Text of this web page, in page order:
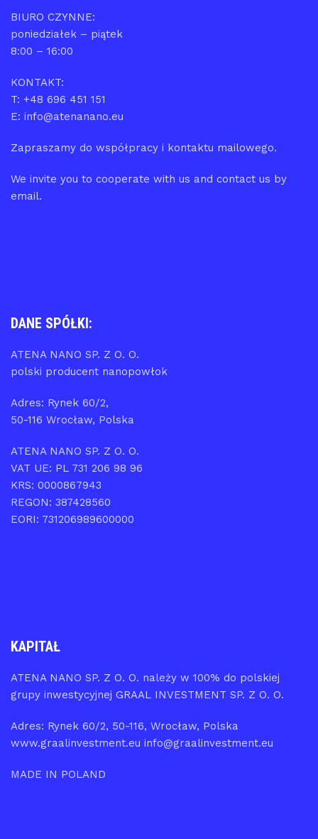
BIURO CZYNNE:
poniedziałek – piątek
8:00 – 16:00
KONTAKT:
T: +48 696 451 151
E: info@atenanano.eu
Zapraszamy do współpracy i kontaktu mailowego.
We invite you to cooperate with us and contact us by
email.
DANE SPÓŁKI:
ATENA NANO SP. Z O. O.
polski producent nanopowłok
Adres: Rynek 60/2,
50-116 Wrocław, Polska
ATENA NANO SP. Z O. O.
VAT UE: PL 731 206 98 96
KRS: 0000867943
REGON: 387428560
EORI: 731206989600000
KAPITAŁ
ATENA NANO SP. Z O. O. należy w 100% do polskiej
grupy inwestycyjnej GRAAL INVESTMENT SP. Z O. O.
Adres: Rynek 60/2, 50-116, Wrocław, Polska
www.graalinvestment.eu info@graalinvestment.eu
MADE IN POLAND